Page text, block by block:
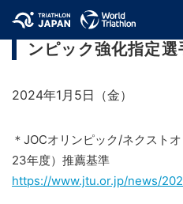
2023年度JOCオリ
ンピック強化指定選
2024年1月5日（金）
＊JOCオリンピック/ネクスト
23年度）推薦基準
https://www.jtu.or.jp/news/